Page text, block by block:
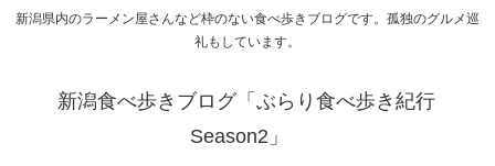
新潟県内のラーメン屋さんなど枠のない食べ歩きブログです。孤独のグルメ巡
礼もしています。
新潟食べ歩きブログ「ぶらり食べ歩き紀行
Season2」